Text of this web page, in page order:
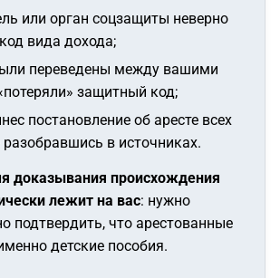
или орган соцзащиты неверно
вида дохода;
переведены между вашими
защитный код;
постановление об аресте всех
разобравшись в источниках.
доказывания происхождения
лежит на вас: нужно
подтвердить, что арестованные
детские пособия.